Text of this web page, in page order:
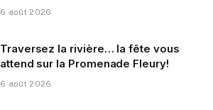
6 août 2026
Traversez la rivière… la fête vous
attend sur la Promenade Fleury!
6 août 2026